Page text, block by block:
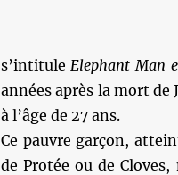
s’intituleElephant Man
années après la mort
à l’âge de 27 ans.
Ce pauvre garçon,
de Protée ou de